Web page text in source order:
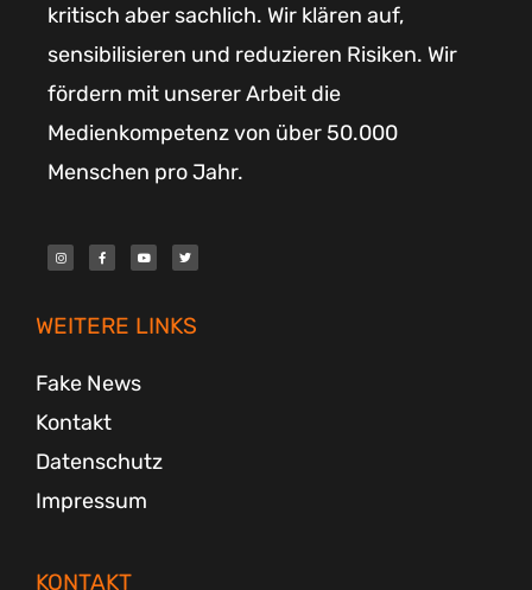
kritisch aber sachlich. Wir klären auf,
sensibilisieren und reduzieren Risiken. Wir
fördern mit unserer Arbeit die
Medienkompetenz von über 50.000
Menschen pro Jahr.
I
n
s
a
m
F
a
c
k
-
Y
o
u
T
w
i
WEITERE LINKS
Fake News
Kontakt
Datenschutz
Impressum
KONTAKT